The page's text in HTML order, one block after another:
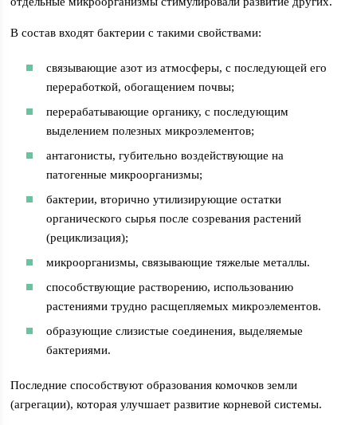
В состав входят бактерии с такими свойствами:
связывающие азот из атмосферы, с последующей его
переработкой, обогащением почвы;
перерабатывающие органику, с последующим
выделением полезных микроэлементов;
антагонисты, губительно воздействующие на
патогенные микроорганизмы;
бактерии, вторично утилизирующие остатки
органического сырья после созревания растений
(рециклизация);
микроорганизмы, связывающие тяжелые металлы.
способствующие растворению, использованию
растениями трудно расщепляемых микроэлементов.
образующие слизистые соединения, выделяемые
бактериями.
Последние способствуют образования комочков земли
(агрегации), которая улучшает развитие корневой системы.